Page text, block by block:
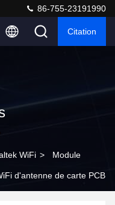
86-755-23191990
Citation
WiFi > Module
d'antenne de carte PCB